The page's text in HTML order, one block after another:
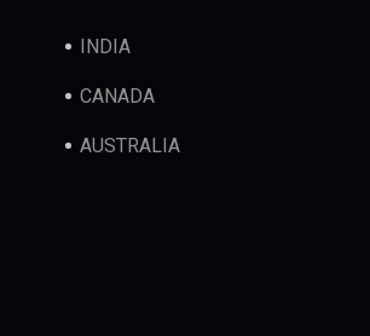
INDIA
CANADA
AUSTRALIA